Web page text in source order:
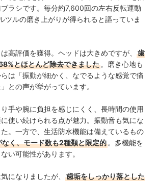
ラシです。毎分約7,600回の左右反転運動
ツルの磨き上がりが得られると謳っていま
高評価を獲得。ヘッドは大きめですが、
歯
とほとんど除去できました 。磨き心地も
は「振動が細かく、なでるような感覚で痛
との声が挙がっています。
手や腕に負担を感じにくく、長時間の使用
使い続けられる点が魅力。振動音も気にな
。一方で、生活防水機能は備えているもの
く、モード数も2種類と限定的 。多機能を
い可能性があります。
になりましたが、
歯垢をしっかり落とした